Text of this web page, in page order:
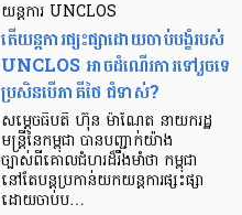
យន្តការ UNCLOS
តើយន្តការផ្សះផ្សាដោយចាប់បង្ខំរបស់
UNCLOS អាចដំណើរការទៅរួចទេ
ប្រសិនបើភាគីថៃ ជំទាស់?
សម្តេចធិបតី ហ៊ុន ម៉ាណែត នាយករដ្ឋ
មន្ត្រីនៃកម្ពុជា បានបញ្ជាក់យ៉ាង
ច្បាស់ពីគោលជំហរដ៏រឹងមាំថា កម្ពុជា
នៅតែបន្តប្រកាន់យកយន្តការផ្សះផ្សា
ដោយចាប់ប…